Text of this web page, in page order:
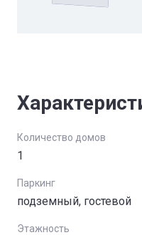
Количество домов
1
Паркинг
подземный, гостевой
Этажность